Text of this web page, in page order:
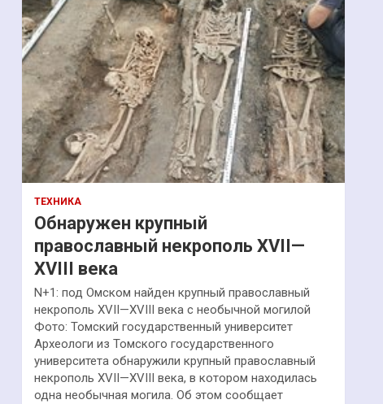
ТЕХНИКА
Обнаружен крупный
православный некрополь XVII—
XVIII века
N+1: под Омском найден крупный православный
некрополь XVII—XVIII века с необычной могилой
Фото: Томский государственный университет
Археологи из Томского государственного
университета обнаружили крупный православный
некрополь XVII—XVIII века, в котором находилась
одна необычная могила. Об этом сообщает